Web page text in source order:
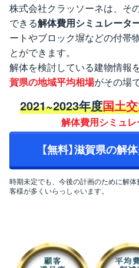
株式会社クラッソーネは、そ
できる解体費用シミュレータ
ートやブロック塀などの付帯
とができます。
解体を検討している建物情報
賀県の地域平均相場がその場
2021~2023年度国土
解体費用シミュ
【無料】滋賀県の解
時期未定でも、今後の計画のために解
客様が多くいらっしゃいます。